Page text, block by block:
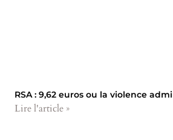
RSA : 9,62 euros ou la violence
Lire l'article »